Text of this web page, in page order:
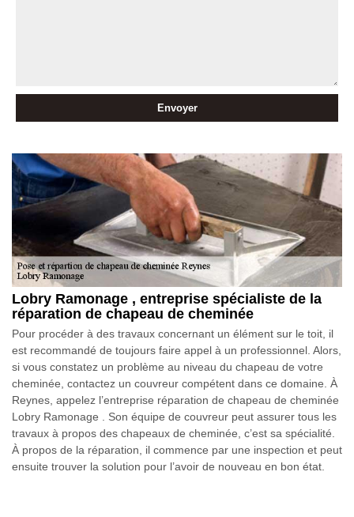
Lobry Ramonage , entreprise spécialiste de la
réparation de chapeau de cheminée
Pour procéder à des travaux concernant un élément sur le toit, il
est recommandé de toujours faire appel à un professionnel. Alors,
si vous constatez un problème au niveau du chapeau de votre
cheminée, contactez un couvreur compétent dans ce domaine. À
Reynes, appelez l’entreprise réparation de chapeau de cheminée
Lobry Ramonage . Son équipe de couvreur peut assurer tous les
travaux à propos des chapeaux de cheminée, c’est sa spécialité.
À propos de la réparation, il commence par une inspection et peut
ensuite trouver la solution pour l’avoir de nouveau en bon état.